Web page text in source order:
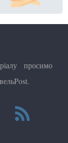
просимо